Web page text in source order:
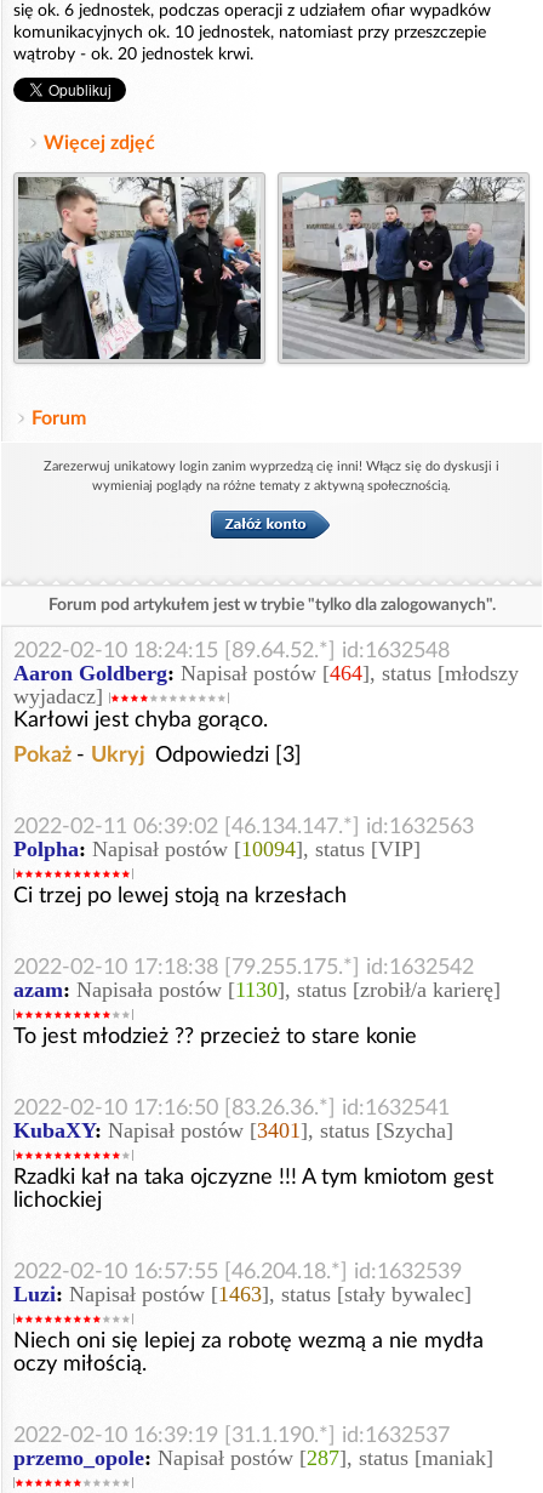
się ok. 6 jednostek, podczas operacji z udziałem ofiar wypadków
komunikacyjnych ok. 10 jednostek, natomiast przy przeszczepie
wątroby - ok. 20 jednostek krwi.
Więcej zdjęć
Forum
Zarezerwuj unikatowy login zanim wyprzedzą cię inni! Włącz się do dyskusji i
wymieniaj poglądy na różne tematy z aktywną społecznością.
Forum pod artykułem jest w trybie "tylko dla zalogowanych".
2022-02-10 18:24:15 [89.64.52.*] id:1632548
Aaron Goldberg: Napisał postów [464], status [młodszy
wyjadacz]
Karłowi jest chyba gorąco.
Pokaż - Ukryj Odpowiedzi [3]
2022-02-11 06:39:02 [46.134.147.*] id:1632563
Polpha: Napisał postów [10094], status [VIP]
Ci trzej po lewej stoją na krzesłach
2022-02-10 17:18:38 [79.255.175.*] id:1632542
azam: Napisała postów [1130], status [zrobił/a karierę]
To jest młodzież ?? przecież to stare konie
2022-02-10 17:16:50 [83.26.36.*] id:1632541
KubaXY: Napisał postów [3401], status [Szycha]
Rzadki kał na taka ojczyzne !!! A tym kmiotom gest
lichockiej
2022-02-10 16:57:55 [46.204.18.*] id:1632539
Luzi: Napisał postów [1463], status [stały bywalec]
Niech oni się lepiej za robotę wezmą a nie mydła
oczy miłością.
2022-02-10 16:39:19 [31.1.190.*] id:1632537
przemo_opole: Napisał postów [287], status [maniak]